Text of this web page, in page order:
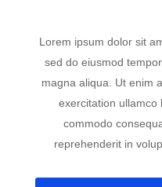
Lorem ipsum dolor sit
sed do eiusmod
magna aliqua. Ut enim
exercitation ullamco
commodo
reprehenderit in